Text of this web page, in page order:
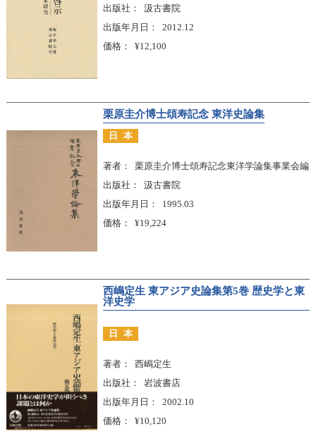
出版社
汲古書院
出版年月日
2012.12
価格
¥12,100
栗原圭介博士頌寿記念 東洋史論集
日本
著者
栗原圭介博士頌寿記念東洋学論集事業会編
出版社
汲古書院
出版年月日
1995.03
価格
¥19,224
西嶋定生 東アジア史論集第5巻 歴史学と東
洋史学
日本
著者
西嶋定生
出版社
岩波書店
出版年月日
2002.10
価格
¥10,120